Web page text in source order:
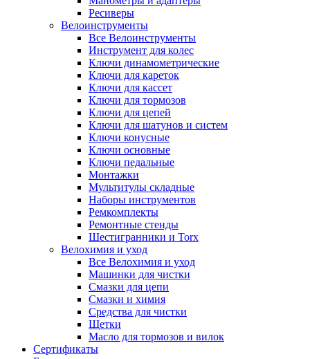
Ресиверы
Велоинструменты
Все Велоинструменты
Инструмент для колес
Ключи динамометрические
Ключи для кареток
Ключи для кассет
Ключи для тормозов
Ключи для цепей
Ключи для шатунов и систем
Ключи конусные
Ключи основные
Ключи педальные
Монтажки
Мультитулы складные
Наборы инструментов
Ремкомплекты
Ремонтные стенды
Шестигранники и Torx
Велохимия и уход
Все Велохимия и уход
Машинки для чистки
Смазки для цепи
Смазки и химия
Средства для чистки
Щетки
Масло для тормозов и вилок
Сертификаты